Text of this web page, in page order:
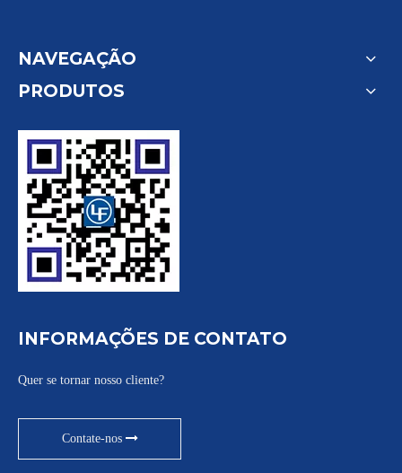
NAVEGAÇÃO
PRODUTOS
INFORMAÇÕES DE CONTATO
Quer se tornar nosso cliente?
Contate-nos